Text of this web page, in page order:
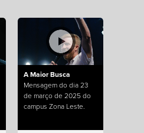
A Maior Busca
Mensagem do dia 23
de março de 2025 do
campus Zona Leste.